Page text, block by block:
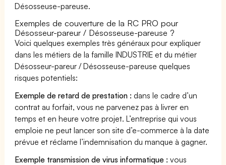
Désosseuse-pareuse.
Exemples de couverture de la RC PRO pour
Désosseur-pareur / Désosseuse-pareuse ?
Voici quelques exemples très généraux pour expliquer
dans les métiers de la famille INDUSTRIE et du métier
Désosseur-pareur / Désosseuse-pareuse quelques
risques potentiels:
Exemple de retard de prestation : dans le cadre d’un
contrat au forfait, vous ne parvenez pas à livrer en
temps et en heure votre projet. L’entreprise qui vous
emploie ne peut lancer son site d’e-commerce à la date
prévue et réclame l’indemnisation du manque à gagner.
Exemple transmission de virus informatique : vous